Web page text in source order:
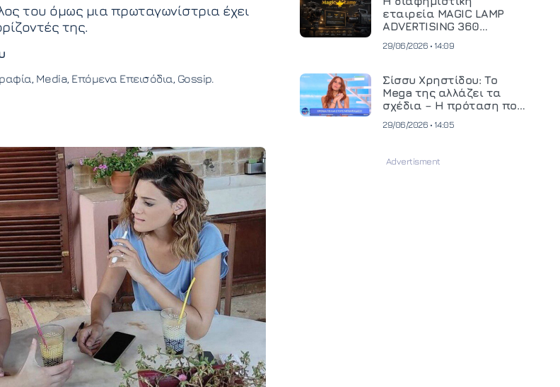
του όμως μια πρωταγωνίστρια έχει
της.
Media Επόμενα Επεισόδια Gossip
εταιρεία MAGIC LAMP
ADVERTISING 360
κινηματογραφική
και ανεβάζει τον πήχη
στην παραγωγή
οπτικοακουστικού
περιεχομένου
29/06/2026 • 14:09
Σίσσυ Χρηστίδου: Το
Mega της αλλάζει τα
σχέδια – Η πρόταση που
29/06/2026 • 14:05